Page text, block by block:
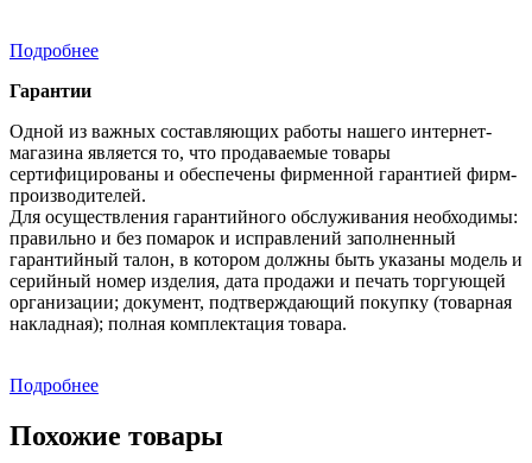
Подробнее
Гарантии
Одной из важных составляющих работы нашего интернет-
магазина является то, что продаваемые товары
сертифицированы и обеспечены фирменной гарантией фирм-
производителей.
Для осуществления гарантийного обслуживания необходимы:
правильно и без помарок и исправлений заполненный
гарантийный талон, в котором должны быть указаны модель и
серийный номер изделия, дата продажи и печать торгующей
организации; документ, подтверждающий покупку (товарная
накладная); полная комплектация товара.
Подробнее
Похожие товары